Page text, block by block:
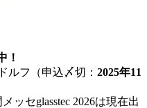
！
ルフ（申込〆切： 2025年11
ッセglasstec 2026は現在出